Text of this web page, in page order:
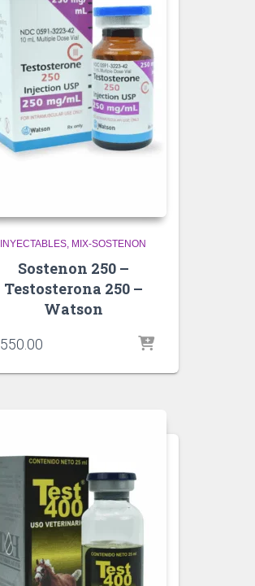
INYECTABLES MIX-SOSTENON
Sostenon 250 –
Testosterona 250 –
Watson
550.00